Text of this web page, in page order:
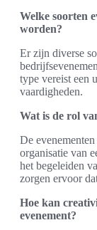
Welke soorten
worden?
Er zijn diverse
type vereist een
vaardigheden.
Wat is de rol
De
organisatie van
het begeleiden
zorgen ervoor
Hoe kan
evenement?